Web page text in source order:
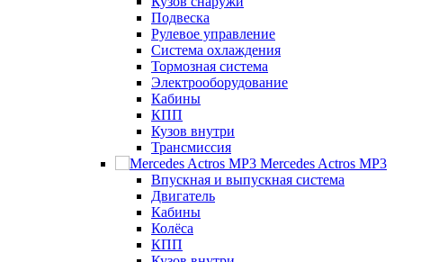
Подвеска
Рулевое управление
Система охлаждения
Тормозная система
Электрооборудование
Кабины
КПП
Кузов внутри
Трансмиссия
Mercedes Actros MP3
Впускная и выпускная система
Двигатель
Кабины
Колёса
КПП